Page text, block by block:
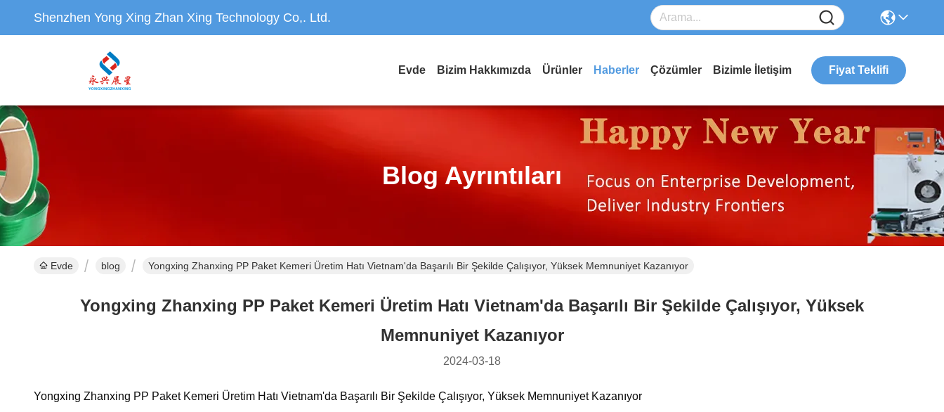
Shenzhen Yong Xing Zhan Xing Technology Co,. Ltd.
Evde Bizim Hakkımızda Ürünler Haberler Çözümler Bizimle İletişim Fiyat Teklifi
Blog Ayrıntıları
Evde blog Yongxing Zhanxing PP Paket Kemeri Üretim Hatı Vietnam'da Başarılı Bir Şekilde Çalışıyor, Yüksek Memnuniyet Kazanıyor
Yongxing Zhanxing PP Paket Kemeri Üretim Hatı Vietnam'da Başarılı Bir Şekilde Çalışıyor, Yüksek
Memnuniyet Kazanıyor
2024-03-18
Yongxing Zhanxing PP Paket Kemeri Üretim Hatı Vietnam'da Başarılı Bir Şekilde Çalışıyor, Yüksek Memnuniyet Kazanıyor